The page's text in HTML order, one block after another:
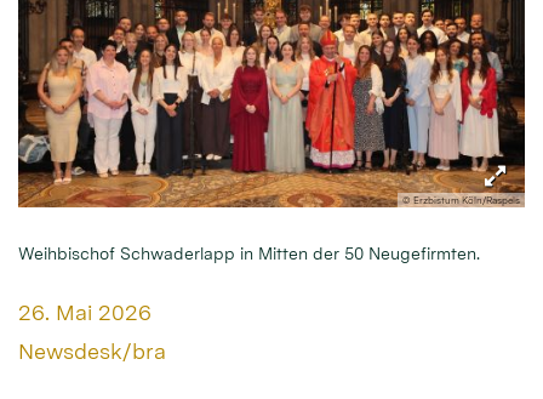
© Erzbistum Köln/Raspels
Weihbischof Schwaderlapp in Mitten der 50 Neugefirmten.
Datum:
26. Mai 2026
Von:
Newsdesk/bra